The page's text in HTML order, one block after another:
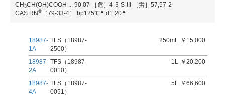
CH3CH(OH)COOH ... 90.07 ［危］4-3-S-III
［労］57,57-2
CAS RN® ［79-33-4］ bp125℃ ▲ d1.20 ▲
18987-
1A
TFS（18987-
2500）
250mL ￥15,000
18987-
2A
TFS（18987-
0010）
1L ￥20,200
18987-
4A
TFS（18987-
0051）
5L ￥66,600